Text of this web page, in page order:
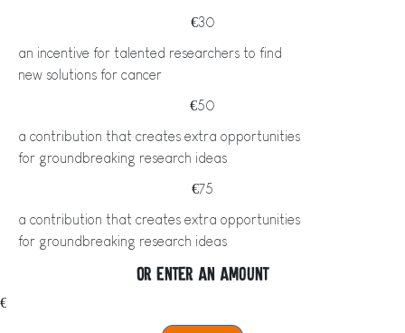
€30
an incentive for talented researchers to find
new solutions for cancer
€50
a contribution that creates extra opportunities
for groundbreaking research ideas
€75
a contribution that creates extra opportunities
for groundbreaking research ideas
Or enter an amount
€